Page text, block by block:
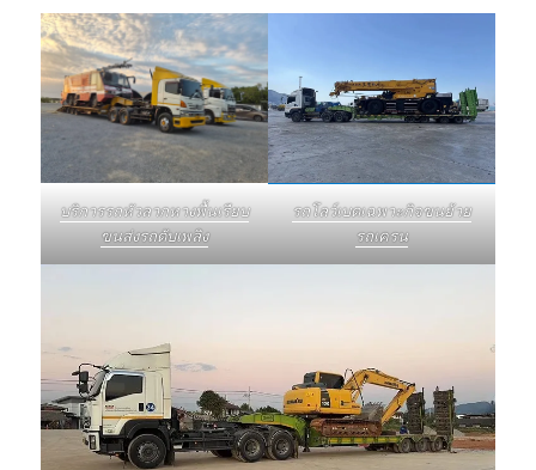
บริการรถหัวลากหางพื้นเรียบ
ขนส่งรถดับเพลิง
รถโลว์เบดเฉพาะกิจขนย้าย
รถเครน